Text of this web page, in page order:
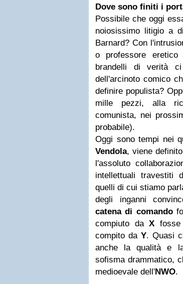
Dove sono finiti i
Possibile che oggi
noiosissimo litigio a
Barnard? Con
o professore
brandelli di verità
dell'arcinoto comico
definire populista?
mille pezzi, alla
comunista, nei
probabile).
Oggi sono tempi nei
Vendola, viene definito
l'assoluto
intellettuali travestiti
quelli di cui stiamo
degli inganni
catena di comando
compiuto daX
compito da Y. Quasi
anche la qualità e
sofisma drammatico,
medioevale dell'NWO.